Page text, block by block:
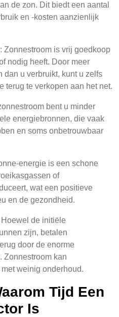
de zon. Dit biedt een aantal
en -kosten aanzienlijk
: Zonnestroom is vrij goedkoop
nodig heeft. Door meer
dan u verbruikt, kunt u zelfs
terug te verkopen aan het net.
bent u minder
energiebronnen, die vaak
en soms onbetrouwbaar
energie is een schone
of
wat een positieve
en de gezondheid.
Hoewel de initiële
zijn, betalen
door de enorme
Zonnestroom kan
weinig onderhoud.
Tijd Een
Is